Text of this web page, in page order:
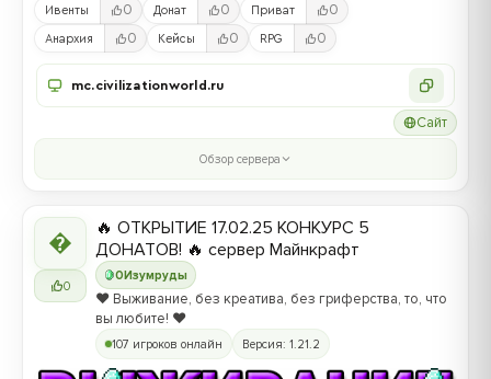
Ивенты 0 Донат 0 Приват 0
Анархия 0 Кейсы 0 RPG 0
mc.civilizationworld.ru
Сайт
Обзор сервера

0
0Изумруды
🔥 ОТКРЫТИЕ 17.02.25 КОНКУРС 5
ДОНАТОВ! 🔥 сервер Майнкрафт
❤️ Выживание, без креатива, без гриферства, то, что
вы любите! ❤️
107 игроков онлайн Версия: 1.21.2